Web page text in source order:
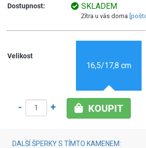
Dostupnost: SKLADEM
Zítra u vás doma
Velikost
16,5/17,8 cm
- + KOUPIT
DALŠÍ ŠPERKY S TÍMTO KAMENEM: